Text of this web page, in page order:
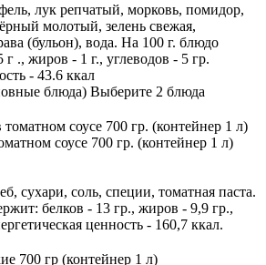
лук репчатый, морковь, помидор,
молотый, зелень свежая,
(бульон), вода. На 100 г. блюдо
г ., жиров - 1 г., углеводов - 5 гр.
- 43.6 ккал
блюда) Выберите 2 блюда
соусе 700 гр. (контейнер 1 л)
сухари, соль, специи, томатная паста.
белков - 13 гр., жиров - 9,9 гр.,
ценность - 160,7 ккал.